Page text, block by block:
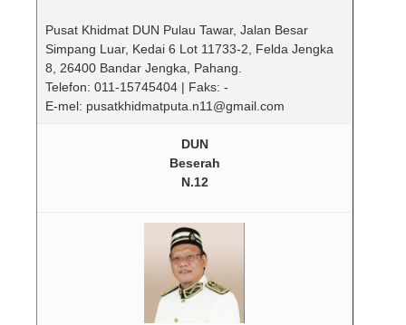
Pusat Khidmat DUN Pulau Tawar, Jalan Besar
Simpang Luar, Kedai 6 Lot 11733-2, Felda Jengka
8, 26400 Bandar Jengka, Pahang.
Telefon: 011-15745404 | Faks: -
E-mel: pusatkhidmatputa.n11@gmail.com
DUN
Beserah
N.12